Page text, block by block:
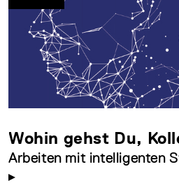
Wohin gehst Du,
Arbeiten mit intelligenten